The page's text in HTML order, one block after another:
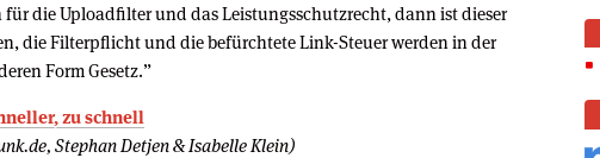
für die Uploadfilter und das Leistungsschutzrecht, dann ist dieser
die Filterpflicht und die befürchtete Link-Steuer werden in der
Form Gesetz.”
zu schnell
Stephan Detjen & Isabelle Klein)